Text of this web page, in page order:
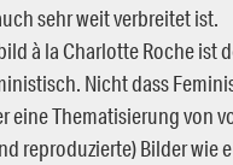
sehr weit verbreitet ist.
à la Charlotte Roche ist
Nicht dass
eine Thematisierung von
reproduzierte) Bilder wie